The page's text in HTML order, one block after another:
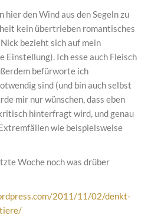
den Wind aus den Segeln zu
kein übertrieben romantisches
bezieht sich auf mein
Einstellung). Ich esse auch Fleisch
befürworte ich
sind (und bin auch selbst
mir nur wünschen, dass eben
hinterfragt wird, und genau
wie beispielsweise
Woche noch was drüber
2011/11/02/denkt-